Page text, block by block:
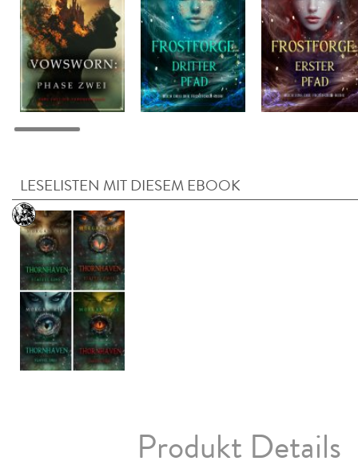
LESELISTEN MIT DIESEM EBOOK
Produkt Details